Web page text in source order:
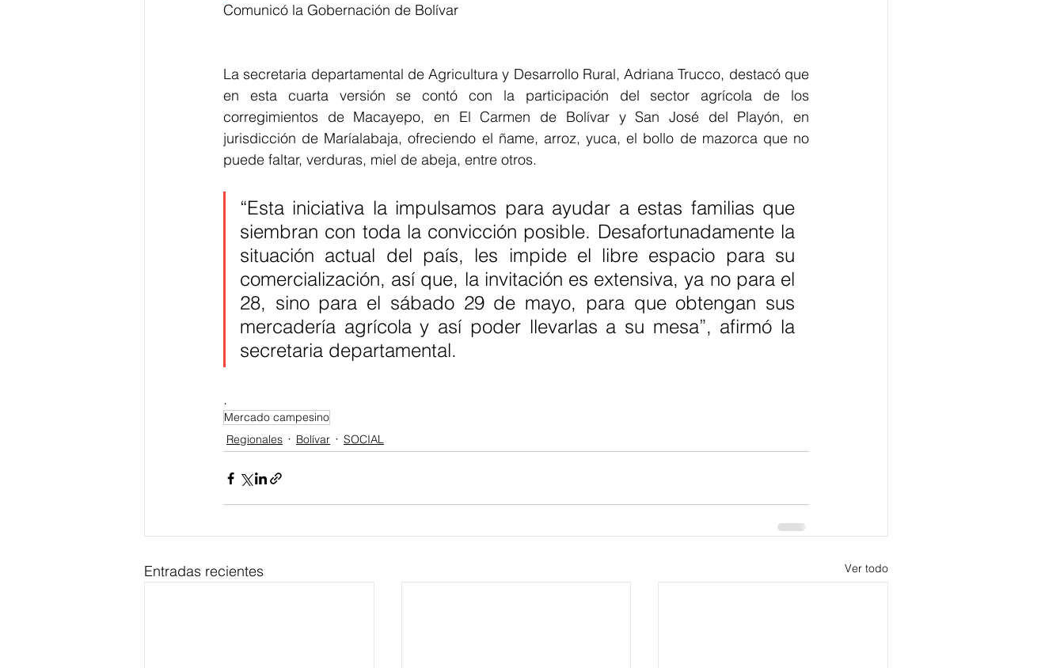
Comunicó la Gobernación de Bolívar
La secretaria departamental de Agricultura y Desarrollo Rural, Adriana Trucco, destacó que
en esta cuarta versión se contó con la participación del sector agrícola de los
corregimientos de Macayepo, en El Carmen de Bolívar y San José del Playón, en
jurisdicción de Maríalabaja, ofreciendo el ñame, arroz, yuca, el bollo de mazorca que no
puede faltar, verduras, miel de abeja, entre otros.
“Esta iniciativa la impulsamos para ayudar a estas familias que
siembran con toda la convicción posible. Desafortunadamente la
situación actual del país, les impide el libre espacio para su
comercialización, así que, la invitación es extensiva, ya no para el
28, sino para el sábado 29 de mayo, para que obtengan sus
mercadería agrícola y así poder llevarlas a su mesa”, afirmó la
secretaria departamental.
.
Mercado campesino
Regionales
Bolívar SOCIAL
Entradas recientes Ver todo